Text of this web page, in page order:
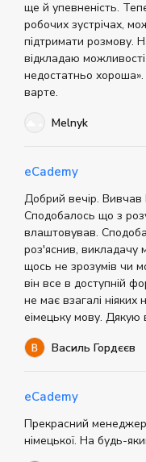
ще й упевненість.
робочих зустрічах,
підтримати розмову.
відкладаю
недостатньо
варте.
Melnyk
eCademy
Добрий вечір. Вивчав
Сподобалось що з
влаштовував.
роз'яснив, викладачу
щось не зрозумів чи
він все в доступній
не має взагалі
еімецьку мову. Дякую
Василь Гордєєв
eCademy
Прекрасний менеджер
німецької. На будь-